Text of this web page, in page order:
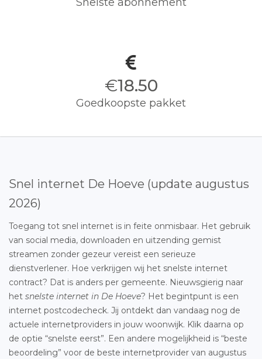
€18.50
Goedkoopste pakket
Snel internet De Hoeve (update augustus
2026)
Toegang tot snel internet is in feite onmisbaar. Het gebruik
van social media, downloaden en uitzending gemist
streamen zonder gezeur vereist een serieuze
dienstverlener. Hoe verkrijgen wij het snelste internet
contract? Dat is anders per gemeente. Nieuwsgierig naar
het snelste internet in De Hoeve? Het begintpunt is een
internet postcodecheck. Jij ontdekt dan vandaag nog de
actuele internetproviders in jouw woonwijk. Klik daarna op
de optie “snelste eerst”. Een andere mogelijkheid is “beste
beoordeling” voor de beste internetprovider van augustus